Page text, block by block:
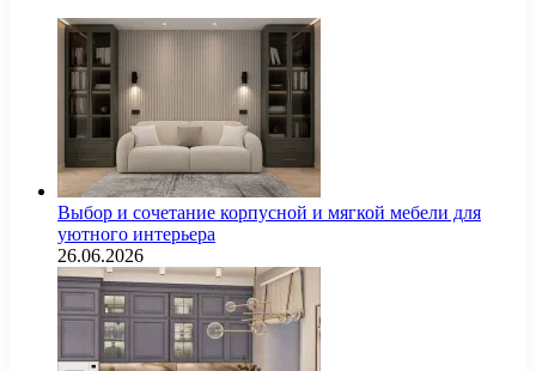
Выбор и сочетание корпусной и мягкой мебели для
уютного интерьера
26.06.2026